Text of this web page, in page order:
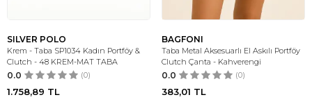
SILVER POLO
Krem - Taba SP1034 Kadın Portföy &
Clutch - 48 KREM-MAT TABA
0.0 (0)
1.758,89 TL
BAGFONI
Taba Metal Aksesuarlı El Askılı Portföy
Clutch Çanta - Kahverengi
0.0 (0)
383,01 TL